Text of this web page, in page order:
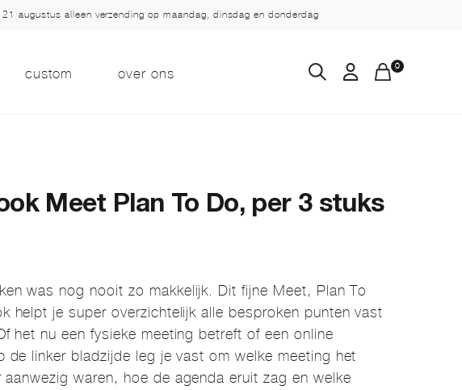
augustus alleen verzending op maandag, dinsdag en donderdag
custom over ons 0
Meet Plan To Do, per 3 stuks
was nog nooit zo makkelijk. Dit fijne Meet, Plan To
helpt je super overzichtelijk alle besproken punten vast
het nu een fysieke meeting betreft of een online
de linker bladzijde leg je vast om welke meeting het
waren, hoe de agenda eruit zag en welke